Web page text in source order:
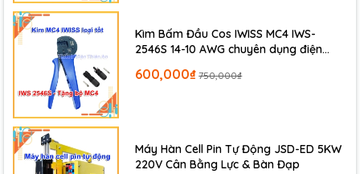
Kìm Bấm Đầu Cos IWISS MC4 IWS-
2546S 14-10 AWG chuyên dụng điện
600,000₫ 750,000₫
Máy Hàn Cell Pin Tự Động JSD-ED 5KW
220V Cân Bằng Lực & Bàn Đạp